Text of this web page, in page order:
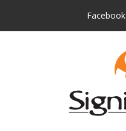
Facebook